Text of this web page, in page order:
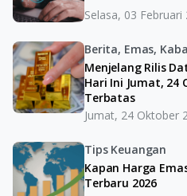
Selasa, 03 Februari
Berita, Emas,
Menjelang Rilis
Hari Ini Jumat, 24
Terbatas
Jumat, 24 Oktober
Tips Keuangan
Kapan Harga
Terbaru 2026